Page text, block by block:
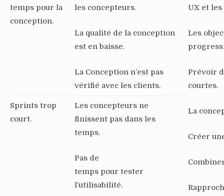
temps pour la
conception.
les concepteurs.
La qualité de la conception
est en baisse.
La Conception n’est pas
vérifié avec les clients.
UX et
Les
Prévoir
courtes.
La
Créer
Sprints trop
court.
Les concepteurs ne
finissent pas dans les
temps.
Pas de
temps pour tester
l’utilisabilité.